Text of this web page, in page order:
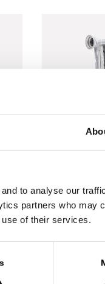
to analyse our
partners who may
use of their services.
Šilumokaitis